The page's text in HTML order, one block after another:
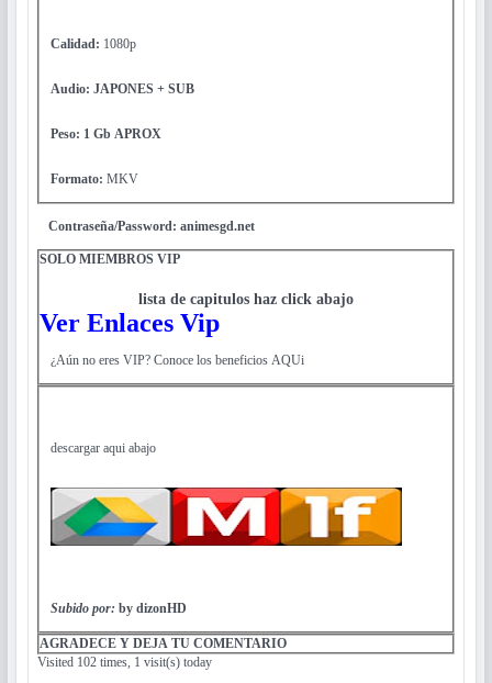
Calidad: 1080p
Audio: JAPONES + SUB
Peso: 1 Gb APROX
Formato: MKV
Contraseña/Password: animesgd.net
SOLO MIEMBROS VIP
lista de capitulos haz click abajo
Ver Enlaces Vip
¿Aún no eres VIP? Conoce los beneficios AQUi
descargar aqui abajo
Subido por: by dizonHD
AGRADECE Y DEJA TU COMENTARIO
Visited 102 times, 1 visit(s) today